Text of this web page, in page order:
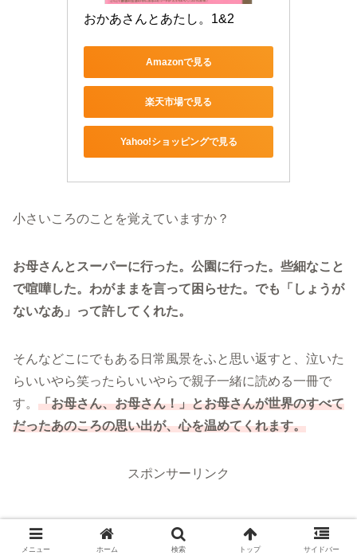
おかあさんとあたし。1&2
Amazonで見る
楽天市場で見る
Yahoo!ショッピングで見る
小さいころのことを覚えていますか？
お母さんとスーパーに行った。公園に行った。些細なこと
で喧嘩した。わがままを言って困らせた。でも「しょうが
ないなあ」って許してくれた。
そんなどこにでもある日常風景をふと思い返すと、泣いた
らいいやら笑ったらいいやらで親子一緒に読める一冊で
す。 「お母さん、お母さん！」とお母さんが世界のすべて
だったあのころの思い出が、心を温めてくれます。
スポンサーリンク
メニュー ホーム 検索 トップ サイドバー